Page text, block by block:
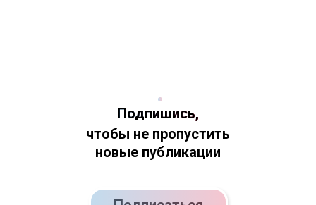
Подпишись,
чтобы не пропустить
новые публикации